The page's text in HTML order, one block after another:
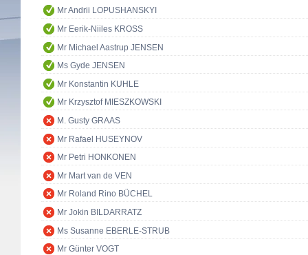
Mr Andrii LOPUSHANSKYI
Mr Eerik-Niiles KROSS
Mr Michael Aastrup JENSEN
Ms Gyde JENSEN
Mr Konstantin KUHLE
Mr Krzysztof MIESZKOWSKI
M. Gusty GRAAS
Mr Rafael HUSEYNOV
Mr Petri HONKONEN
Mr Mart van de VEN
Mr Roland Rino BÜCHEL
Mr Jokin BILDARRATZ
Ms Susanne EBERLE-STRUB
Mr Günter VOGT